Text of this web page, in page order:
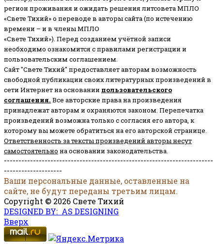
регион проживания и ожидать решения литсовета МПЛО
«Свете Тихий» о переводе в авторы сайта (по истечению
времени – и в члены МПЛО
«Свете Тихий»). Перед созданием учётной записи
необходимо ознакомится с правилами регистрации и
пользовательским соглашением.
Сайт "Свете Тихий" предоставляет авторам возможность
свободной публикации своих литературных произведений в
сети Интернет на основании пользовательского
соглашения. Все авторские права на произведения
принадлежат авторам и охраняются законом. Перепечатка
произведений возможна только с согласия его автора, к
которому вы можете обратиться на его авторской странице.
Ответственность за тексты произведений авторы несут
самостоятельно на основании законодательства.
------------------------------------------------------------------------
--------------------
Ваши персональные данные, оставленные на
сайте, не будут переданы третьим лицам.
Copyright © 2026 Свете Тихий
DESIGNED BY: AS DESIGNING
Вверх